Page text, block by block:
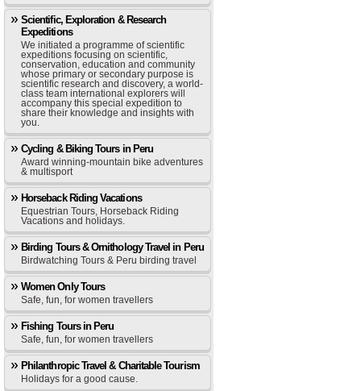
Scientific, Exploration & Research
Expeditions
We initiated a programme of scientific
expeditions focusing on scientific,
conservation, education and community
whose primary or secondary purpose is
scientific research and discovery, a world-
class team international explorers will
accompany this special expedition to
share their knowledge and insights with
you.
Cycling & Biking Tours in Peru
Award winning-mountain bike adventures
& multisport
Horseback Riding Vacations
Equestrian Tours, Horseback Riding
Vacations and holidays.
Birding Tours & Ornithology Travel in Peru
Birdwatching Tours & Peru birding travel
Women Only Tours
Safe, fun, for women travellers
Fishing Tours in Peru
Safe, fun, for women travellers
Philanthropic Travel & Charitable Tourism
Holidays for a good cause.